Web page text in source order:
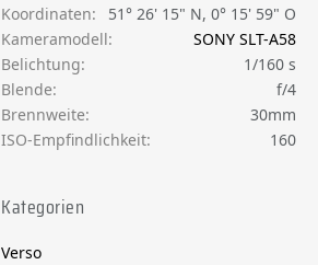
Koordinaten
51° 26' 15" N, 0° 15' 59" O
Kameramodell
SONY SLT-A58
Belichtung
1/160 s
Blende
f/4
Brennweite
30mm
ISO-Empfindlichkeit
160
Kategorien
Verso